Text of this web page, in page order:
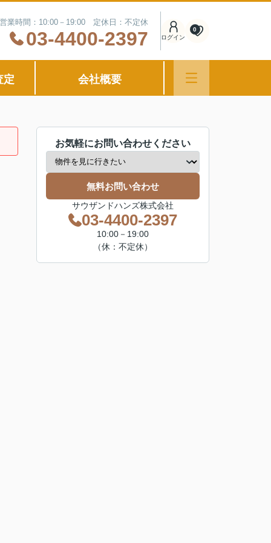
営業時間：10:00－19:00 定休日：不定休
03-4400-2397 ログイン
0
定 会社概要
お気軽にお問い合わせください
無料お問い合わせ
サウザンドハンズ株式会社
03-4400-2397
10:00－19:00
（休：不定休）